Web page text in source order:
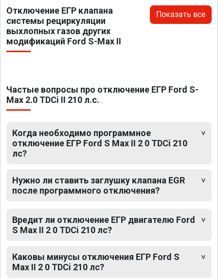
Отключение ЕГР клапана
системы рециркуляции
выхлопных газов других
модификаций Ford S-Max II
Показать все
Частые вопросы про отключение ЕГР Ford S-
Max 2.0 TDCi II 210 л.с.
Когда необходимо программное
отключение ЕГР Ford S Max II 2 0 TDCi 210
лс?
Нужно ли ставить заглушку клапана EGR
после программного отключения?
Вредит ли отключение ЕГР двигателю Ford
S Max II 2 0 TDCi 210 лс?
Каковы минусы отключения ЕГР Ford S
Max II 2 0 TDCi 210 лс?